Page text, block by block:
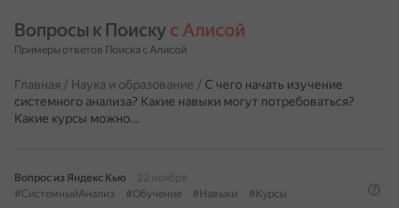
Вопросы к Поиску с Алисой
Примеры ответов Поиска с Алисой
Главная / Наука и образование / С чего начать изучение
системного анализа? Какие навыки могут потребоваться?
Какие курсы можно…
Вопрос из Яндекс Кью
22 ноября
#СистемныйАнализ
#Обучение #Навыки #Курсы